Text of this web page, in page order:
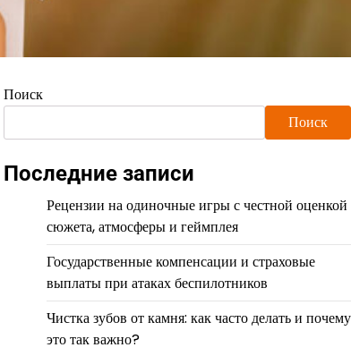
Поиск
Поиск
Последние записи
Рецензии на одиночные игры с честной оценкой
сюжета, атмосферы и геймплея
Государственные компенсации и страховые
выплаты при атаках беспилотников
Чистка зубов от камня: как часто делать и почему
это так важно?